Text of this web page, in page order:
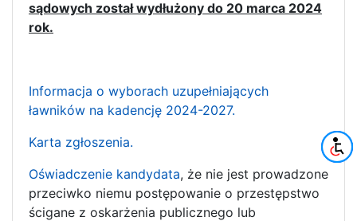
sądowych został wydłużony do 20 marca 2024
rok.
Informacja o wyborach uzupełniających
ławników na kadencję 2024-2027.
Karta zgłoszenia.
Oświadczenie kandydata, że nie jest prowadzone
przeciwko niemu postępowanie o przestępstwo
ścigane z oskarżenia publicznego lub